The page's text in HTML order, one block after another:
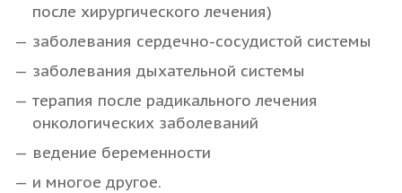
после хирургического лечения)
заболевания сердечно-сосудистой системы
заболевания дыхательной системы
терапия после радикального лечения
онкологических заболеваний
ведение беременности
и многое другое.